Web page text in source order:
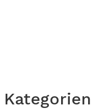
Kategorien